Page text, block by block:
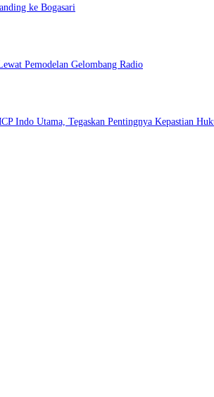
ke Bogasari
Pemodelan Gelombang Radio
Indo Utama, Tegaskan Pentingnya Kepastian